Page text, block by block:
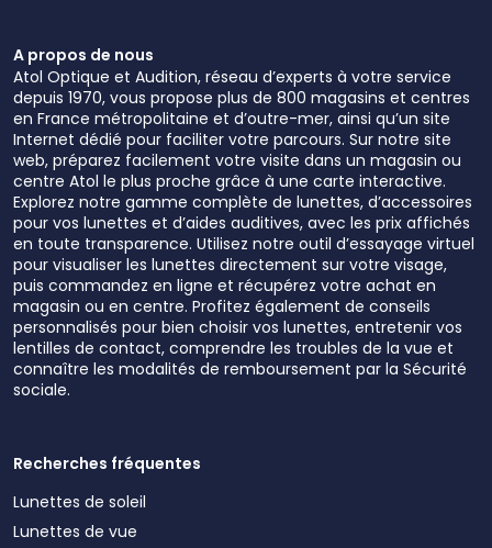
A propos de nous
Atol Optique et Audition, réseau d’experts à votre service
depuis 1970, vous propose plus de 800 magasins et centres
en France métropolitaine et d’outre-mer, ainsi qu’un site
Internet dédié pour faciliter votre parcours. Sur notre site
web, préparez facilement votre visite dans un magasin ou
centre Atol le plus proche grâce à une carte interactive.
Explorez notre gamme complète de lunettes, d’accessoires
pour vos lunettes et d’aides auditives, avec les prix affichés
en toute transparence. Utilisez notre outil d’essayage virtuel
pour visualiser les lunettes directement sur votre visage,
puis commandez en ligne et récupérez votre achat en
magasin ou en centre. Profitez également de conseils
personnalisés pour bien choisir vos lunettes, entretenir vos
lentilles de contact, comprendre les troubles de la vue et
connaître les modalités de remboursement par la Sécurité
sociale.
Recherches fréquentes
Lunettes de soleil
Lunettes de vue